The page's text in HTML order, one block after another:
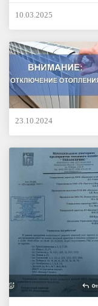
10.03.2025
23.10.2024